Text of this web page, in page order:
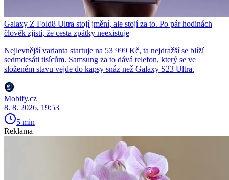
Galaxy Z Fold8 Ultra stojí jmění, ale stojí za to. Po pár hodinách
člověk zjistí, že cesta zpátky neexistuje
Nejlevnější varianta startuje na 53 999 Kč, ta nejdražší se blíží
sedmdesáti tisícům. Samsung za to dává telefon, který se ve
složeném stavu vejde do kapsy snáz než Galaxy S23 Ultra.
Mobify.cz
8. 8. 2026, 19:53
5 min
Reklama